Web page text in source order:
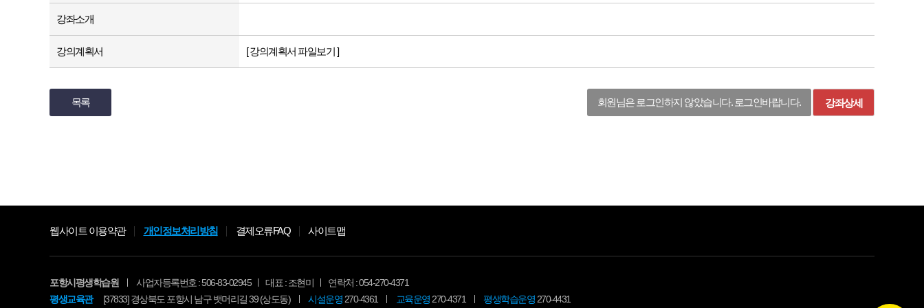
강좌소개
강의계획서 [ 강의계획서 파일보기 ]
목록 회원님은 로그인하지 않았습니다. 로그인바랍니다. 강좌상세
웹사이트 이용약관 개인정보처리방침 결제오류FAQ 사이트맵
포항시평생학습원 사업자등록번호 : 506-83-02945 대표 : 조현미
연락처 : 054-270-4371
평생교육관
[37833] 경상북도 포항시 남구 뱃머리길 39 (상도동) 시설운영 270-4361 교육운영 270-4371 평생학습운영 270-4431